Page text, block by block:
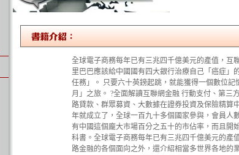
全球電子商務每年已有三兆四千億美元的產值，互
里巴巴應該給中國國有四大銀行治療自己「癌症」
任務」。 只要六十英鎊起跳，就能獲得一個數位
月」之旅。 ?全面解讀互聯網金融 行動支付、第三
路貸款、群眾募資、大數據在證券投資及保險精
年就成立了，全球一百九十多個國家參與，會員人
有中國這個龐大市場百分之五十的市佔率，而且開
科書。全球電子商務每年已有三兆四千億美元的產
路金融的各個面向之外，還介紹相當多世界各地的